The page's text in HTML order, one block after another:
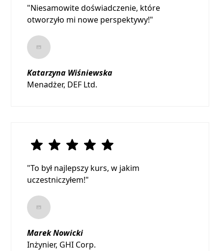
"Niesamowite doświadczenie, które
otworzyło mi nowe perspektywy!"
Katarzyna Wiśniewska
Menadżer, DEF Ltd.
"To był najlepszy kurs, w jakim
uczestniczyłem!"
Marek Nowicki
Inżynier, GHI Corp.